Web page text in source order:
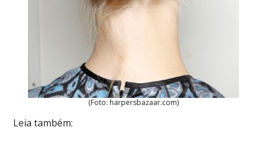
(Foto: harpersbazaar.com)
Leia também: